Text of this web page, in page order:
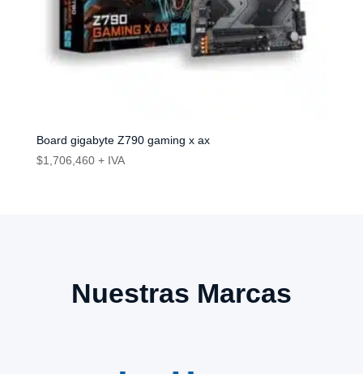
Board gigabyte Z790 gaming x ax
$1,706,460 + IVA
Nuestras Marcas